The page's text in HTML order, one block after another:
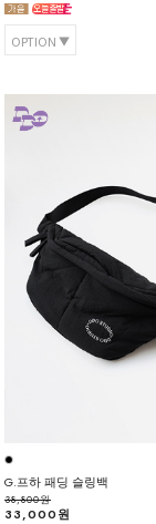
OPTION
G.프하 패딩 슬링백
38,800원
33,000원